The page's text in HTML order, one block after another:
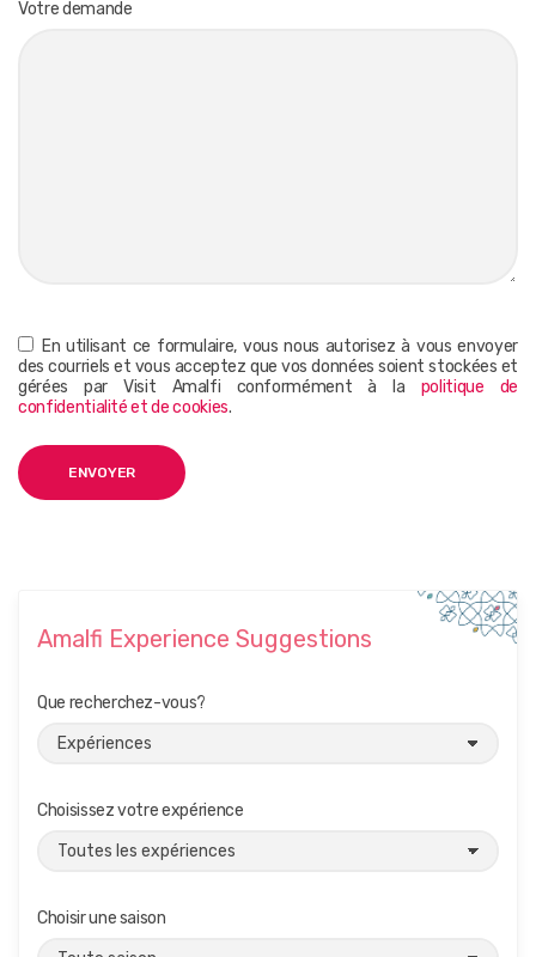
Votre demande
En utilisant ce formulaire, vous nous autorisez à vous envoyer
des courriels et vous acceptez que vos données soient stockées et
gérées par Visit Amalfi conformément à la politique de
confidentialité et de cookies.
Amalfi Experience Suggestions
Que recherchez-vous?
Choisissez votre expérience
Choisir une saison